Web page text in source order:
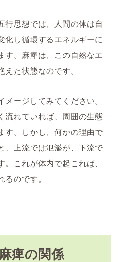
行思想では、人間の体は自
化し循環するエネルギーに
す。麻痺は、この自然なエ
た状態なのです。
ージしてみてください。
流れていれば、周囲の生態
す。しかし、何かの理由で
、上流では氾濫が、下流で
これが体内で起これば、
のです。
痺の関係